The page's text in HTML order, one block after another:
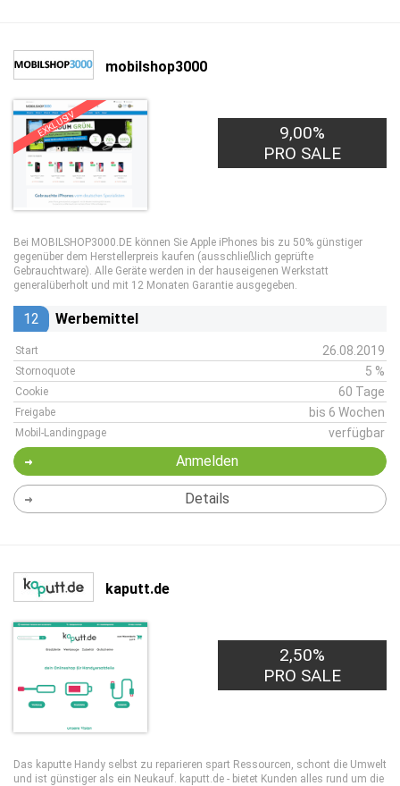
mobilshop3000
EXKLUSIV
9,00%
PRO SALE
Bei MOBILSHOP3000.DE können Sie Apple iPhones bis zu 50% günstiger
gegenüber dem Herstellerpreis kaufen (ausschließlich geprüfte
Gebrauchtware). Alle Geräte werden in der hauseigenen Werkstatt
generalüberholt und mit 12 Monaten Garantie ausgegeben.
12 Werbemittel
Start 26.08.2019
Stornoquote 5 %
Cookie 60 Tage
Freigabe bis 6 Wochen
Mobil-Landingpage verfügbar
Anmelden
Details
kaputt.de
2,50%
PRO SALE
Das kaputte Handy selbst zu reparieren spart Ressourcen, schont die Umwelt
und ist günstiger als ein Neukauf. kaputt.de - bietet Kunden alles rund um die